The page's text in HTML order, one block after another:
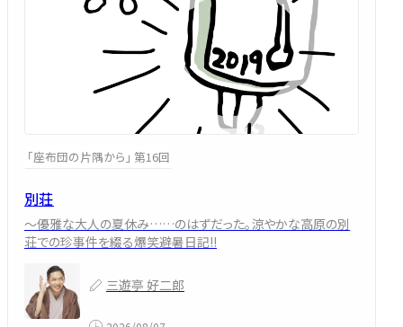
「座布団の片隅から」 第16回
別荘
～優雅な大人の夏休み……のはずだった。涼やかな高原の別
荘での珍事件を綴る爆笑避暑日記!!
三遊亭 好二郎